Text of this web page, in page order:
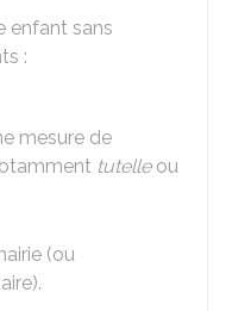
enfant sans
:
mesure de
tutelleou
(ou